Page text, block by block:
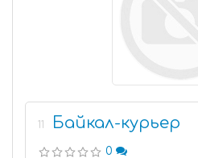
11 Байкал-курьер
0